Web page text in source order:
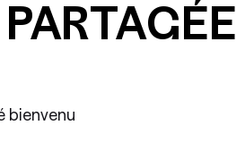
bienvenu